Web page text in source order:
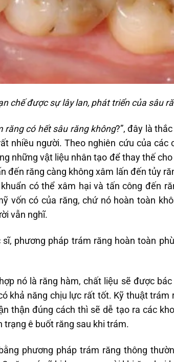
chế được sự lây lan, phát triển của sâu
răng có hết sâu răng không?”, đây là
nhiều người. Theo nghiên cứu của các
những vật liệu nhân tạo để thay thế
đến răng càng không xâm lấn đến tủy
có thể xâm hại và tấn công đến
vốn có của răng, chứ nó hoàn toàn
vẫn nghĩ.
phương pháp trám răng hoàn toàn
nó là răng hàm, chất liệu sẽ được
khả năng chịu lực rất tốt. Kỹ thuật
thận đúng cách thì sẽ dễ tạo ra các
trạng ê buốt răng sau khi trám.
phương pháp trám răng thông